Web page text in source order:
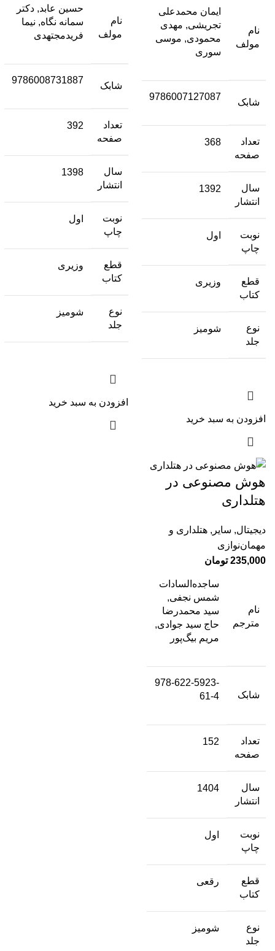
نام
مولف
ایمان محمدعلی
تجریشی, مهدی
محمودی, موسی
سوری
شابک
9786007127087
تعداد
صفحه
368
سال
انتشار
1392
نوبت
چاپ
اول
قطع
کتاب
وزیری
نوع
جلد
شومیز
افزودن به سبد خرید
نام
مولف
حسین عابد, دکتر
سمانه نگاه, نیما
فریدمجتهدی
شابک
9786008731887
تعداد
صفحه
392
سال
انتشار
1398
نوبت
چاپ
اول
قطع
کتاب
وزیری
نوع
جلد
شومیز
افزودن به سبد خرید
هوش مصنوعی در
هتلداری
دیجیتال, سایر , هتلداری و
مهمان‌نوازی
235,000 تومان
نام
مترجم
ساجده‌السادات
شمس نجفی,
سید محمد‌رضا
حاج سید جوادی,
مریم بیگ‌پور
شابک
978-622-5923-
61-4
تعداد
صفحه
152
سال
انتشار
1404
نوبت
چاپ
اول
قطع
کتاب
رقعی
نوع
جلد
شومیز